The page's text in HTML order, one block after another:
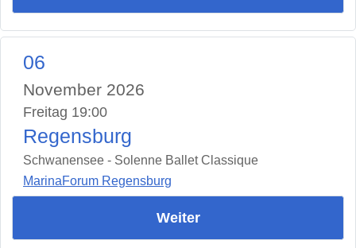
06
November 2026
Freitag 19:00
Regensburg
Schwanensee - Solenne Ballet Classique
MarinaForum Regensburg
Weiter